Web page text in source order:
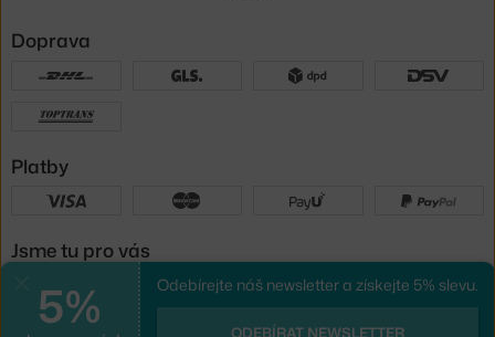
5% Odebírejte náš newsletter a získejte 5% slevu.
ODEBÍRAT NEWSLETTER
Doprava
Platby
Jsme tu pro vás
e-shop na míruod